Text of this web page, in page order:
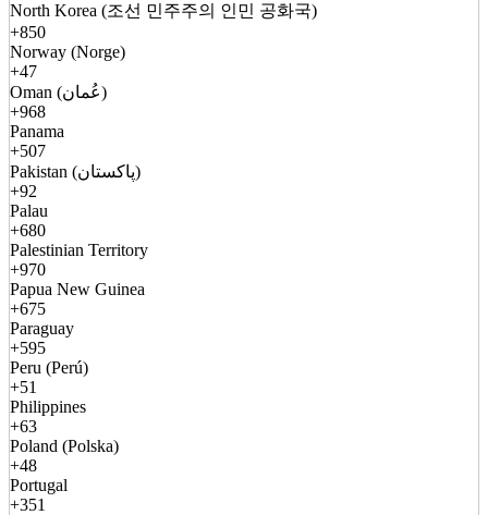
North Korea (조선 민주주의 인민 공화국)
+850
Norway (Norge)
+47
Oman (عُمان)
+968
Panama
+507
Pakistan (پاکستان)
+92
Palau
+680
Palestinian Territory
+970
Papua New Guinea
+675
Paraguay
+595
Peru (Perú)
+51
Philippines
+63
Poland (Polska)
+48
Portugal
+351